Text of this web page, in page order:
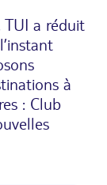
a réduit
à
: Club